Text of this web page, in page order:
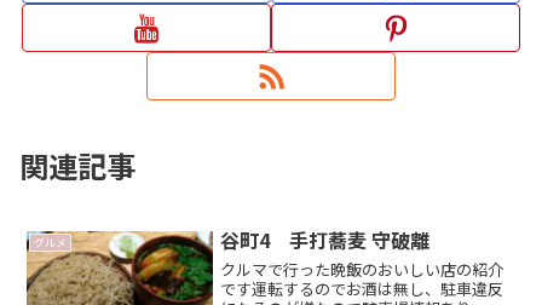
関連記事
グルメ 谷町4 手打蕎麦 守破離
クルマで行った晩飯のおいしい店の紹介
です運転するのでお酒は無し、駐車違反